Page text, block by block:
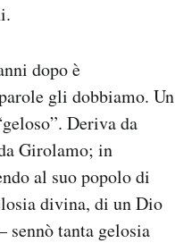
dopo è
gli dobbiamo. Un
Deriva da
Girolamo; in
al suo popolo di
divina, di un Dio
sennò tanta gelosia